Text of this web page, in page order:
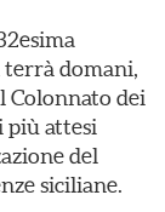
terrà domani,
Colonnato dei
più attesi
del
siciliane.